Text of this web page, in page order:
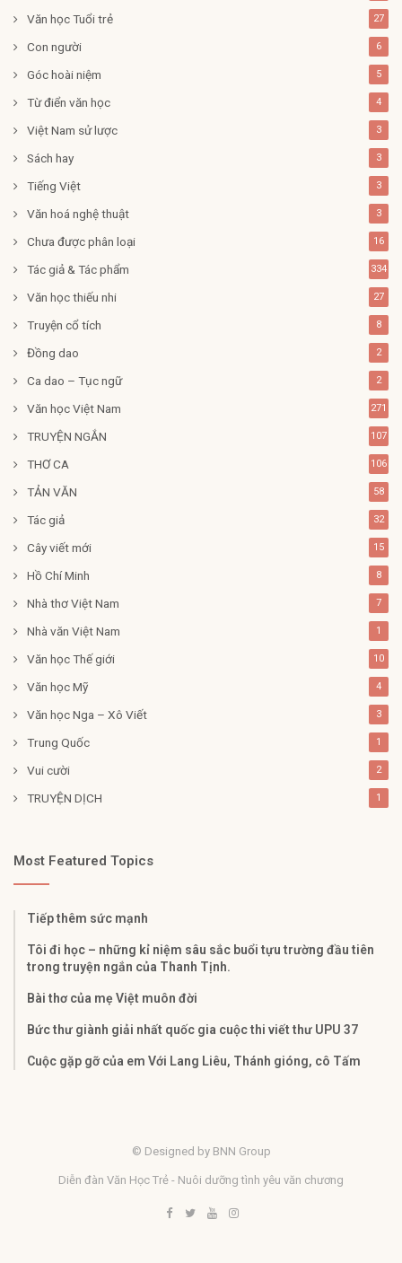
Văn học Tuổi trẻ 27
Con người 6
Góc hoài niệm 5
Từ điển văn học 4
Việt Nam sử lược 3
Sách hay 3
Tiếng Việt 3
Văn hoá nghệ thuật 3
Chưa được phân loại 16
Tác giả & Tác phẩm 334
Văn học thiếu nhi 27
Truyện cổ tích 8
Đồng dao 2
Ca dao – Tục ngữ 2
Văn học Việt Nam 271
TRUYỆN NGẮN 107
THƠ CA 106
TẢN VĂN 58
Tác giả 32
Cây viết mới 15
Hồ Chí Minh 8
Nhà thơ Việt Nam 7
Nhà văn Việt Nam 1
Văn học Thế giới 10
Văn học Mỹ 4
Văn học Nga – Xô Viết 3
Trung Quốc 1
Vui cười 2
TRUYỆN DỊCH 1
Most Featured Topics
Tiếp thêm sức mạnh
Tôi đi học – những kỉ niệm sâu sắc buổi tựu trường đầu tiên
trong truyện ngắn của Thanh Tịnh.
Bài thơ của mẹ Việt muôn đời
Bức thư giành giải nhất quốc gia cuộc thi viết thư UPU 37
Cuộc gặp gỡ của em Với Lang Liêu, Thánh gióng, cô Tấm
© Designed by BNN Group
Diễn đàn Văn Học Trẻ - Nuôi dưỡng tình yêu văn chương